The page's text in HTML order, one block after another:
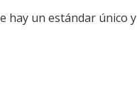
hay un estándar único y